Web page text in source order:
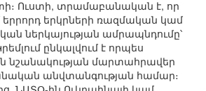
Ուստի, տրամաբանական է, որ
երկրների ռազմական կամ
ներկայության ամրապնդումը՝
ընկալվում է որպես
մարտահրավեր
անվտանգության համար։